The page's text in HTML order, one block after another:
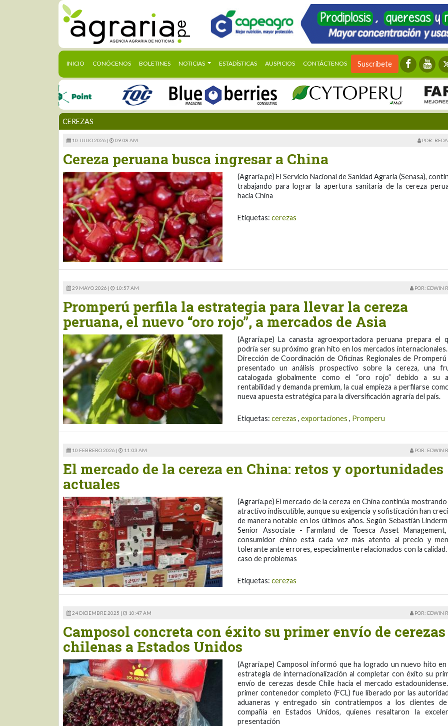
INICIO (CURRENT)
CONÓCENOS BOLETINES NOTICIAS ESTADÍSTICAS AUSPICIOS CONTÁCTENOS Suscríbete
CEREZAS
10 JULIO 2026 | 09:08 AM POR:
Cereza peruana busca ingresar a China
(Agraria.pe) El Servicio Nacional de Sanidad Agraria (Senasa),
trabajando para lograr la apertura sanitaria de la cereza
hacia China
Etiquetas: cerezas
29 MAYO 2026 | 10:57 AM POR: EDWIN
Promperú perfila la estrategia para llevar la cereza
peruana, el nuevo “oro rojo”, a mercados de Asia
(Agraria.pe) La canasta agroexportadora peruana prepara el
podría ser su próximo gran hito en los mercados internacionales.
Dirección de Coordinación de Oficinas Regionales de Promperú
presentado un análisis prospectivo sobre la cereza, una
catalogada globalmente como el “oro rojo” debido a su
rentabilidad y demanda premium, la cual empieza a perfilarse
nueva apuesta estratégica para la diversificación agraria del país.
Etiquetas: cerezas , exportaciones , Promperu
10 FEBRERO 2026 | 11:03 AM POR: EDWIN
El mercado de la cereza en China: retos y oportunidades
actuales
(Agraria.pe) El mercado de la cereza en China continúa mostrando
atractivo indiscutible, aunque su exigencia y sofisticación han
de manera notable en los últimos años. Según Sebastián
Senior Associate - Farmland de Toesca Asset
consumidor chino está cada vez más atento al precio y
tolerante ante errores, especialmente relacionados con la calidad.
caso de problemas
Etiquetas: cerezas
24 DICIEMBRE 2025 | 10:47 AM POR: EDWIN
Camposol concreta con éxito su primer envío de cerezas
chilenas a Estados Unidos
(Agraria.pe) Camposol informó que ha logrado un nuevo hito en
estrategia de internacionalización al completar con éxito su
envío de cerezas desde Chile hacia el mercado
primer contenedor completo (FCL) fue liberado por las
aduaneras y entregado sin contratiempos a los clientes
compañía en Estados Unidos, quienes resaltaron la
presentación